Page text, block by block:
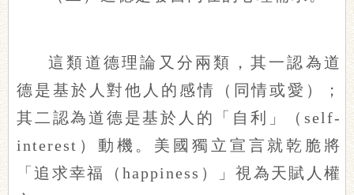
這類道德理論又分兩類，其一認為道
德是基於人對他人的感情（同情或愛）；
其二認為道德是基於人的「自利」（self-
interest）動機。美國獨立宣言就乾脆將
「追求幸福（happiness）」視為天賦人權